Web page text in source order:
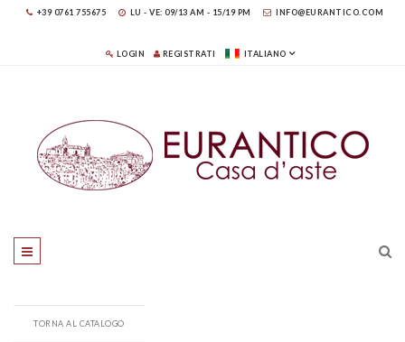
+39 0761 755675 LU - VE: 09/13 AM - 15/19 PM INFO@EURANTICO.COM
LOGIN REGISTRATI ITALIANO
TORNA AL CATALOGO